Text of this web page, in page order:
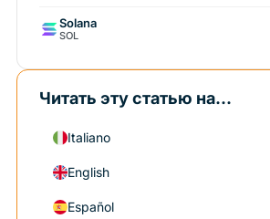
Solana
SOL
Читать эту статью на...
Italiano
English
Español